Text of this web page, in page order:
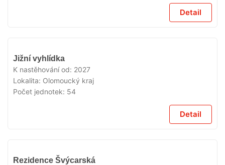
Detail
Jižní vyhlídka
K nastěhování od: 2027
Lokalita: Olomoucký kraj
Počet jednotek: 54
Detail
Rezidence Švýcarská